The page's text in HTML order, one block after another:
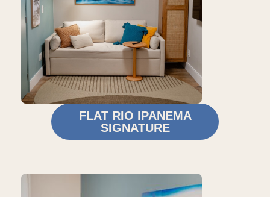
FLAT RIO IPANEMA
SIGNATURE